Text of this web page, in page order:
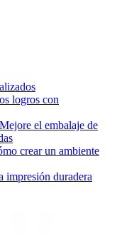
logros con
el embalaje de
crear un ambiente
impresión duradera